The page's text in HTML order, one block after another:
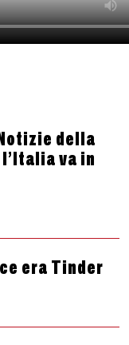
Notizie della
va in
era Tinder